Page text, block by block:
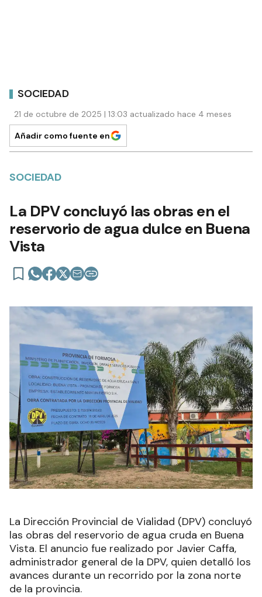
SOCIEDAD
21 de octubre de 2025 | 13:03 actualizado hace 4 meses
Añadir como fuente en
SOCIEDAD
La DPV concluyó las obras en el
reservorio de agua dulce en Buena
Vista
La Dirección Provincial de Vialidad (DPV) concluyó
las obras del reservorio de agua cruda en Buena
Vista. El anuncio fue realizado por Javier Caffa,
administrador general de la DPV, quien detalló los
avances durante un recorrido por la zona norte
de la provincia.